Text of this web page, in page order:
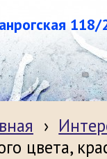
118/
›
цвета,